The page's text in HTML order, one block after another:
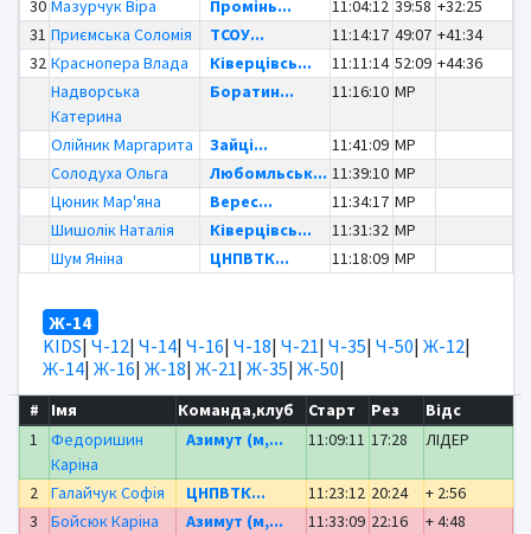
30 Мазурчук Віра Промінь... 11:04:12 39:58 +32:25
31 Приємська Соломія ТСОУ... 11:14:17 49:07 +41:34
32 Краснопера Влада Ківерцівсь... 11:11:14 52:09 +44:36
Надворська
Катерина
Боратин... 11:16:10 MP
Олійник Маргарита Зайці... 11:41:09 MP
Солодуха Ольга
Любомльськ... 11:39:10 MP
Цюник Мар'яна
Верес... 11:34:17 MP
Шишолік Наталія
Ківерцівсь... 11:31:32 MP
Шум Яніна
ЦНПВТК... 11:18:09 MP
Ж-14
KIDS| Ч-12| Ч-14| Ч-16| Ч-18| Ч-21| Ч-35| Ч-50| Ж-12|
Ж-14| Ж-16| Ж-18| Ж-21| Ж-35| Ж-50|
# Імя Команда,клуб Старт Рез
Відс
1
Федоришин
Каріна
Азимут (м,... 11:09:11 17:28 ЛІДЕР
2 Галайчук Софія ЦНПВТК... 11:23:12 20:24
+ 2:56
3
Бойсюк Каріна Азимут (м,... 11:33:09 22:16
+ 4:48